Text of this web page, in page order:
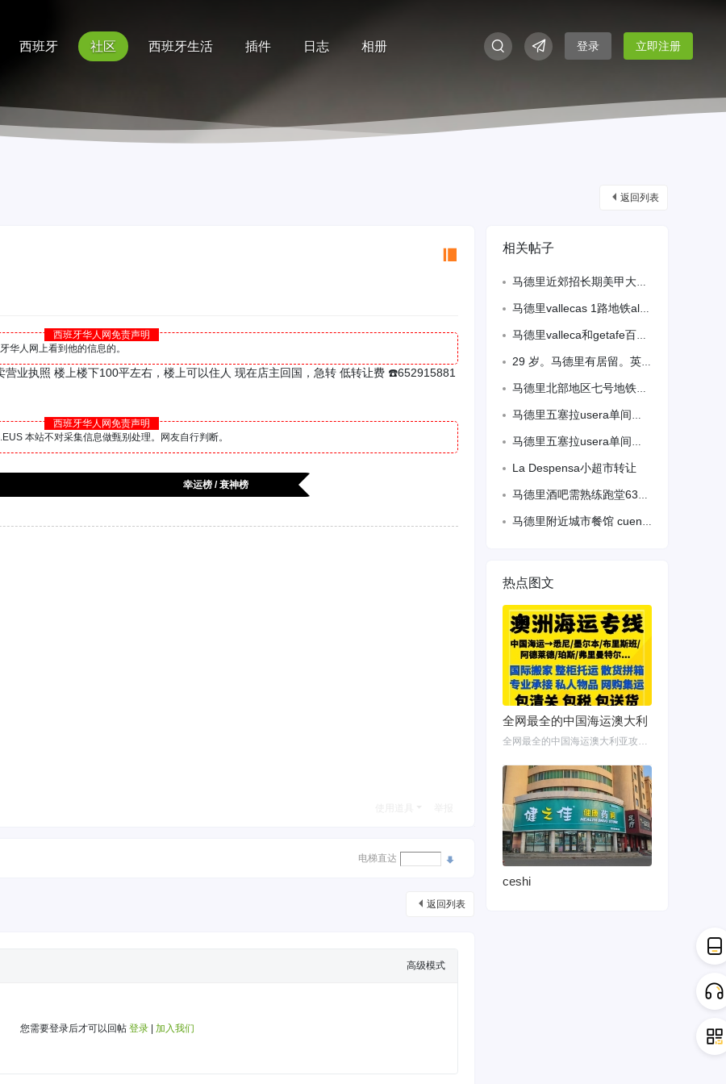
西班牙 社区 西班牙生活 插件 日志 相册 登录 立即注册
返回列表
西班牙华人网免责声明
华人网上看到他的信息的。
业执照 楼上楼下100平左右，楼上可以住人 现在店主回国，急转 低转让费 ☎️652915881
西班牙华人网免责声明
本站不对采集信息做甄别处理。网友自行判断。
幸运榜 / 衰神榜
电梯直达
返回列表
高级模式
您需要登录后才可以回帖 登录 加入我们
相关帖子
马德里近郊招长期美甲大工，4/6分，要求备有效居留。做事认真负责。详情咨询微信S
马德里vallecas 1路地铁alto arena 要周末帮厨 要熟练炒饭
马德里valleca和getafe百元店招熟练员工 备居留。
29 岁。马德里有居留。英语熟练。各行业什么都能干。寿司后厨 IT 都可以立即入职。
马德里北部地区七号地铁Antonio Machado附近住宅出租单人间和双人间。
马德里五塞拉usera单间出租月租350压一付一离6号地铁线步行4分钟 3号线地
马德里五塞拉usera单间出租月租350压一付一离6号地铁线步行4分钟
La Despensa小超市转让
马德里酒吧需熟练跑堂63568388
马德里附近城市餐馆 cuenca 找熟练二厨 单人间 待遇优 微信13017720052
热点图文
全网最全的中国海运澳大利
全网最全的中国海运澳大利亚攻略！细说如何把家具转运悉尼墨尔本布里斯班 国内网购
ceshi